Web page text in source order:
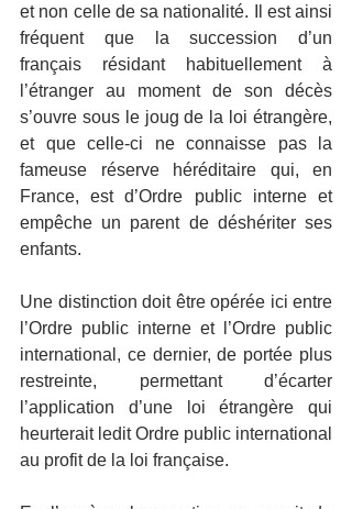
et non celle de sa nationalité. Il est ainsi
fréquent que la succession d’un
français résidant habituellement à
l’étranger au moment de son décès
s’ouvre sous le joug de la loi étrangère,
et que celle-ci ne connaisse pas la
fameuse réserve héréditaire qui, en
France, est d’Ordre public interne et
empêche un parent de déshériter ses
enfants.
Une distinction doit être opérée ici entre
l’Ordre public interne et l’Ordre public
international, ce dernier, de portée plus
restreinte, permettant d’écarter
l’application d’une loi étrangère qui
heurterait ledit Ordre public international
au profit de la loi française.